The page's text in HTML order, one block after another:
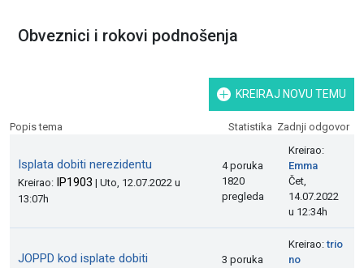
Obveznici i rokovi podnošenja
KREIRAJ NOVU TEMU
Popis tema Statistika Zadnji odgovor
Isplata dobiti nerezidentu
Kreirao: IP1903 | Uto, 12.07.2022 u
13:07h
4 poruka
1820
pregleda
Kreirao:
Emma
Čet,
14.07.2022
u 12:34h
JOPPD kod isplate dobiti
3 poruka
Kreirao:trio
no